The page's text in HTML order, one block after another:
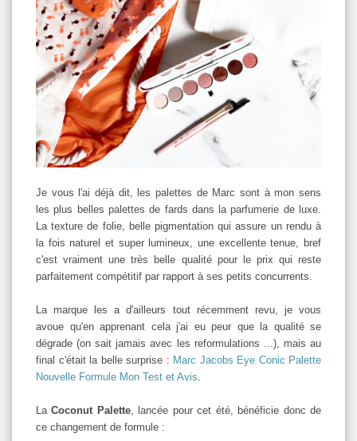
Je vous l'ai déjà dit, les palettes de Marc sont à mon sens
les plus belles palettes de fards dans la parfumerie de luxe.
La texture de folie, belle pigmentation qui assure un rendu à
la fois naturel et super lumineux, une excellente tenue, bref
c'est vraiment une très belle qualité pour le prix qui reste
parfaitement compétitif par rapport à ses petits concurrents.
La marque les a d'ailleurs tout récemment revu, je vous
avoue qu'en apprenant cela j'ai eu peur que la qualité se
dégrade (on sait jamais avec les reformulations ...), mais au
final c'était la belle surprise : Marc Jacobs Eye Conic Palette
Nouvelle Formule Mon Test et Avis.
LaCoconut Palette, lancée pour cet été, bénéficie donc de
ce changement de formule :